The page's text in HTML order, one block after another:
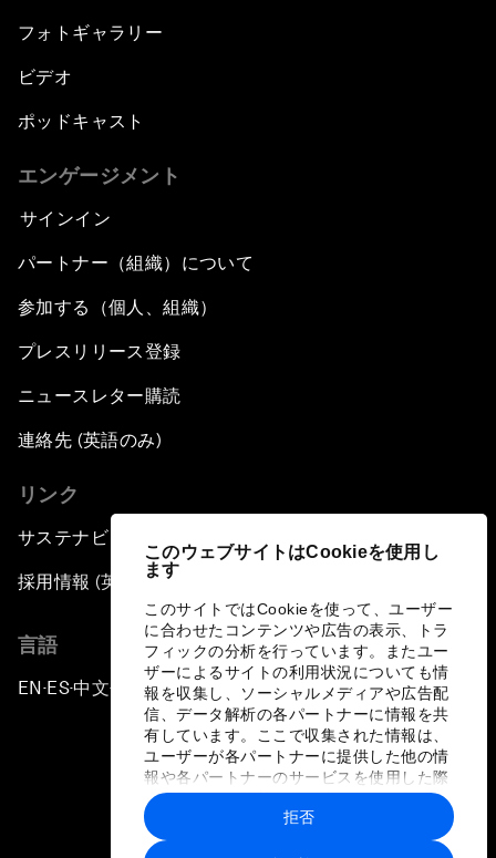
このウェブサイトはCookieを使用し
ます
このサイトではCookieを使って、ユーザー
に合わせたコンテンツや広告の表示、トラ
フィックの分析を行っています。またユー
ザーによるサイトの利用状況についても情
報を収集し、ソーシャルメディアや広告配
信、データ解析の各パートナーに情報を共
有しています。ここで収集された情報は、
ユーザーが各パートナーに提供した他の情
報や各パートナーのサービスを使用した際
に収集された情報と組み合わされ、各パー
トナーによって使用されることがありま
す。
拒否
フォトギャラリー
ビデオ
ポッドキャスト
エンゲージメント
サインイン
パートナー（組織）について
参加する（個人、組織）
プレスリリース登録
ニュースレター購読
連絡先 (英語のみ)
リンク
サステナビリティへの取り組み
採用情報 (英語のみ)
言語
EN ▪ES▪中文▪ 日本語
プライバシーポリシーと利用規約